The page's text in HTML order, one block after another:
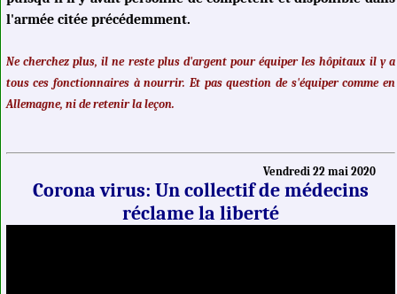
l'armée citée précédemment.
Ne cherchez plus, il ne reste plus d'argent pour équiper les hôpitaux il y a
tous ces fonctionnaires à nourrir. Et pas question de s'équiper comme en
Allemagne, ni de retenir la leçon.
Vendredi 22 mai 2020
Corona virus: Un collectif de médecins
réclame la liberté